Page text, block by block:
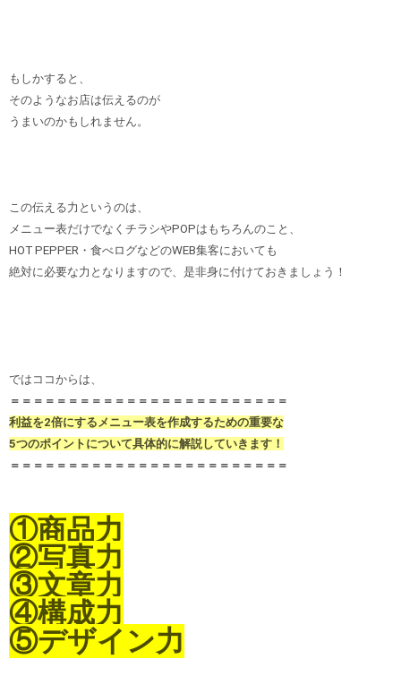
もしかすると、
そのようなお店は伝えるのが
うまいのかもしれません。
この伝える力というのは、
メニュー表だけでなくチラシやPOPはもちろんのこと、
HOT PEPPER・食べログなどのWEB集客においても
絶対に必要な力となりますので、是非身に付けておきましょう！
ではココからは、
＝＝＝＝＝＝＝＝＝＝＝＝＝＝＝＝＝＝＝＝＝＝＝＝
利益を2倍にするメニュー表を作成するための重要な
5つのポイントについて具体的に解説していきます！
＝＝＝＝＝＝＝＝＝＝＝＝＝＝＝＝＝＝＝＝＝＝＝＝
①商品力
②写真力
③文章力
④構成力
⑤デザイン力